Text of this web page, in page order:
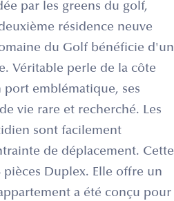
par les greens du golf,
résidence neuve
du Golf bénéficie d'un
Véritable perle de la côte
emblématique, ses
vie rare et recherché. Les
sont facilement
de déplacement. Cette
Duplex. Elle offre un
a été conçu pour